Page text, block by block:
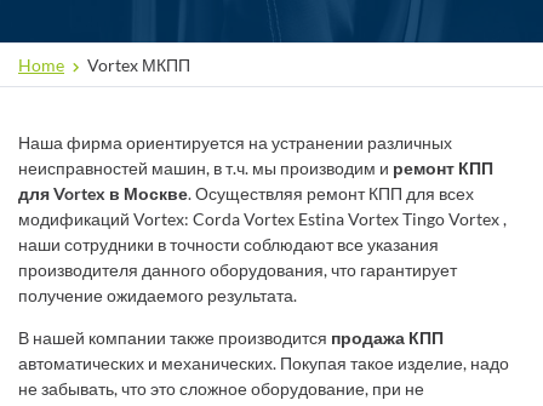
Home Vortex МКПП
Наша фирма ориентируется на устранении различных
неисправностей машин, в т.ч. мы производим и ремонт КПП
для Vortex в Москве. Осуществляя ремонт КПП для всех
модификаций Vortex: Corda Vortex Estina Vortex Tingo Vortex ,
наши сотрудники в точности соблюдают все указания
производителя данного оборудования, что гарантирует
получение ожидаемого результата.
В нашей компании также производится продажа КПП
автоматических и механических. Покупая такое изделие, надо
не забывать, что это сложное оборудование, при не